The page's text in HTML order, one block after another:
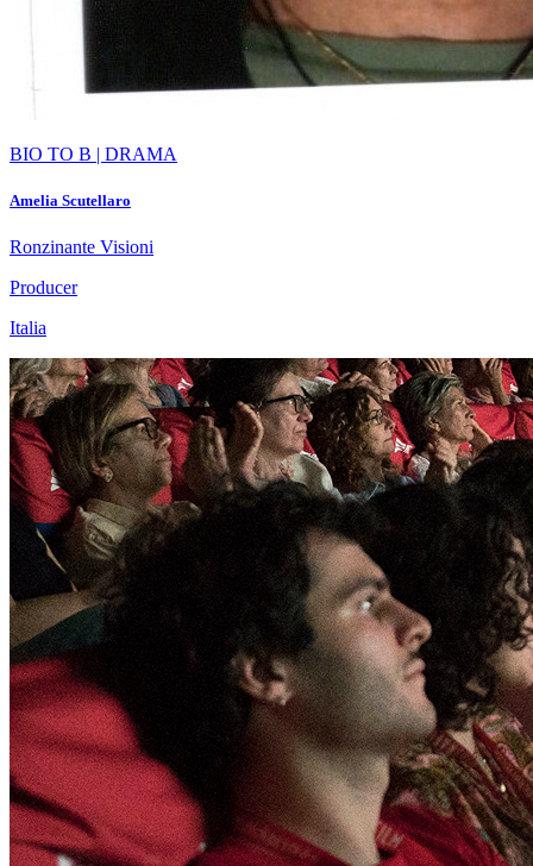
BIO TO B | DRAMA
Amelia Scutellaro
Ronzinante Visioni
Producer
Italia